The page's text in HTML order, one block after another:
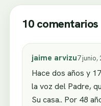
10 comentarios
jaime arvizu7 junio,
Hace dos años y
la voz del Padre,
Su casa.. Por 48